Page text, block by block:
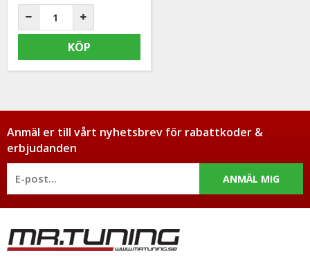
KÖP
Anmäl er till vårt nyhetsbrev för rabattkoder &
erbjudanden
ANMÄL MIG